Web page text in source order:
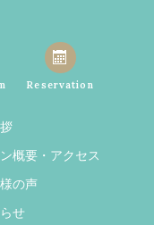
Reservation
概要・アクセス
の声
せ